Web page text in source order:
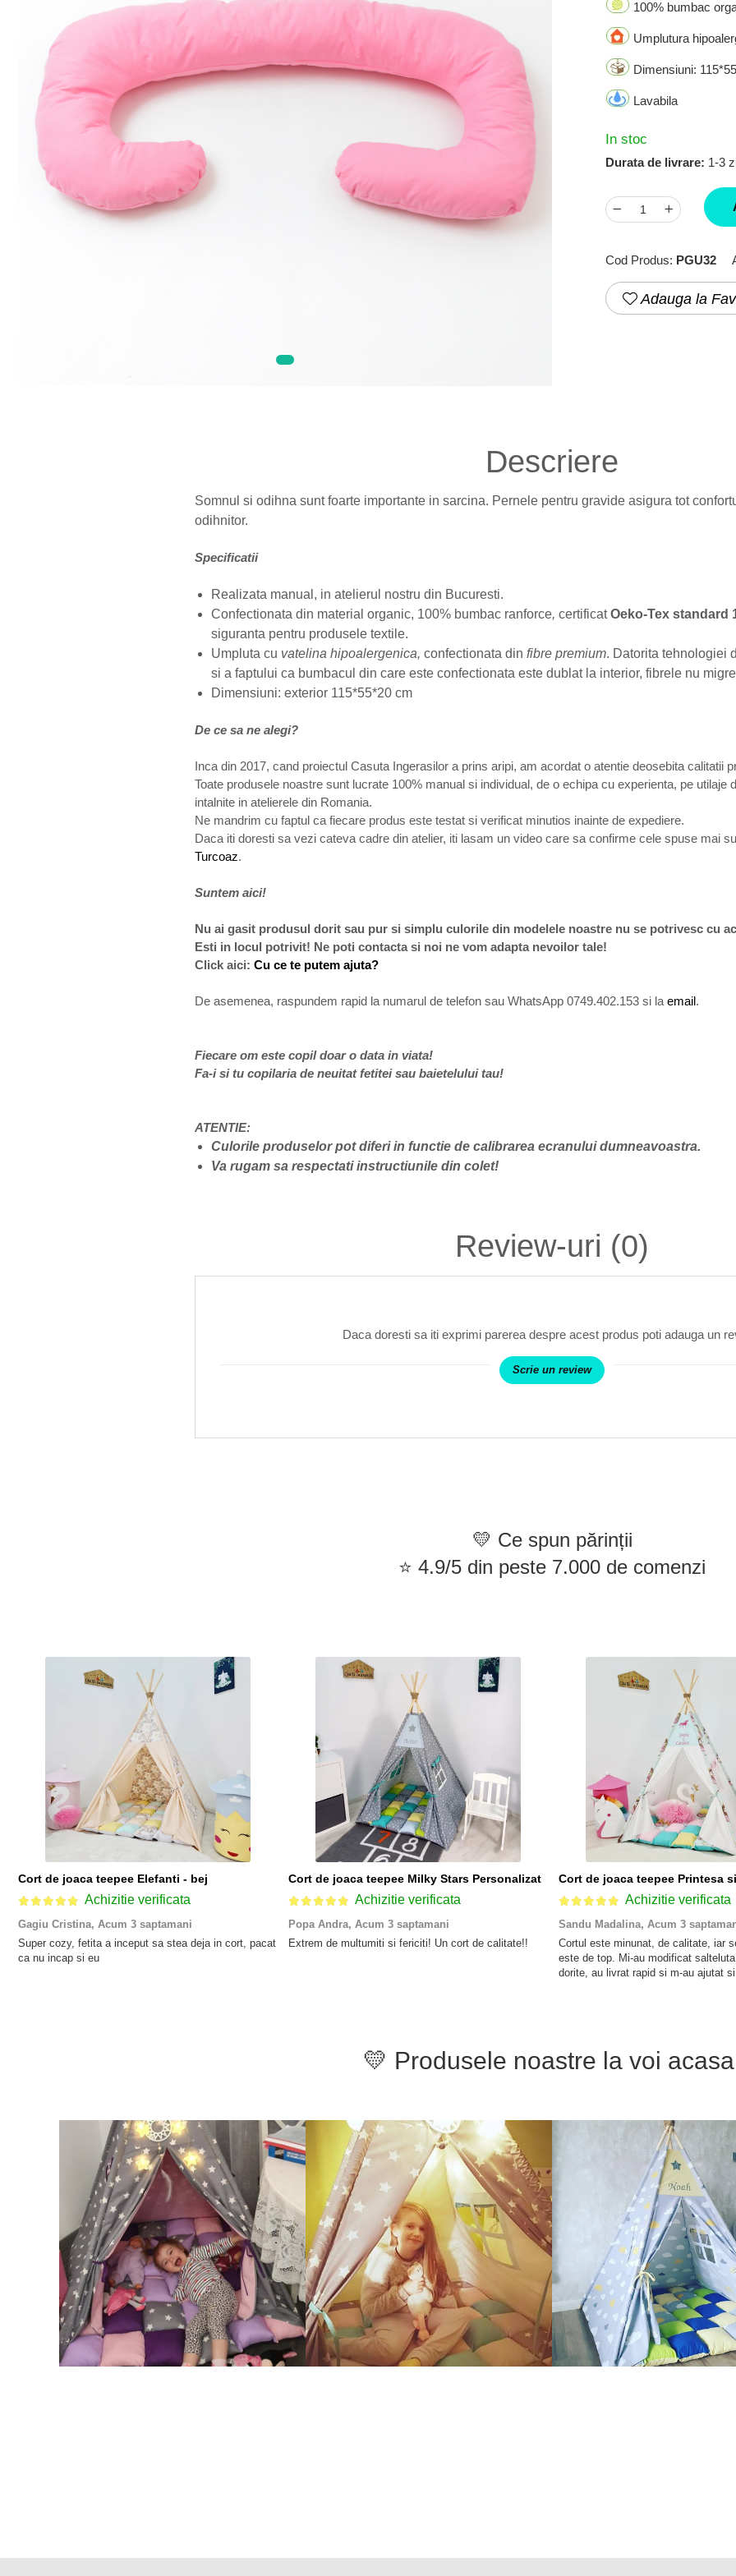
100% bumbac
Umplutura
Dimensiuni:
Lavabila
In stoc
Durata de livrare: 1-3
Cod Produs: PGU32
Adauga la
Descriere
Somnul si odihna sunt foarte importante in sarcina. Pernele pentru gravide asigura tot
odihnitor.
Specificatii
Realizata manual, in atelierul nostru din Bucuresti.
Confectionata din material organic, 100% bumbac ranforce, certificatOeko-Tex standard
siguranta pentru produsele textile.
Umpluta cu vatelina hipoalergenica, confectionata din fibre premium. Datorita tehnologiei
si a faptului ca bumbacul din care este confectionata este dublat la interior, fibrele nu
Dimensiuni: exterior 115*55*20 cm
De ce sa ne alegi?
Inca din 2017, cand proiectul Casuta Ingerasilor a prins aripi, am acordat o atentie deosebita calitatii
Toate produsele noastre sunt lucrate 100% manual si individual, de o echipa cu experienta, pe utilaje
intalnite in atelierele din Romania.
Ne mandrim cu faptul ca fiecare produs este testat si verificat minutios inainte de expediere.
Daca iti doresti sa vezi cateva cadre din atelier, iti lasam un video care sa confirme cele spuse mai
Turcoaz.
Suntem aici!
Nu ai gasit produsul dorit sau pur si simplu culorile din modelele noastre nu se potrivesc cu
Esti in locul potrivit! Ne poti contacta si noi ne vom adapta nevoilor tale!
Click aici: Cu ce te putem ajuta?
De asemenea, raspundem rapid la numarul de telefon sau WhatsApp 0749.402.153 si la email.
Fiecare om este copil doar o data in viata!
Fa-i si tu copilaria de neuitat fetitei sau baietelului tau!
ATENTIE:
Culorile produselor pot diferi in functie de calibrarea ecranului dumneavoastra.
Va rugam sa respectati instructiunile din colet!
Review-uri (0)
Daca doresti sa iti exprimi parerea despre acest produs poti adauga un
Scrie un review
💛 Ce spun părinții
⭐ 4.9/5 din peste 7.000 de comenzi
Cort de joaca teepee Elefanti - bej
Achizitie verificata
Gagiu Cristina, Acum 3 saptamani
Super cozy, fetita a inceput sa stea deja in cort, pacat
ca nu incap si eu
Cort de joaca teepee Milky Stars Personalizat
Achizitie verificata
Popa Andra, Acum 3 saptamani
Extrem de multumiti si fericiti! Un cort de calitate!!
Achizitie verificata
Sandu Madalina, Acum 3
Cortul este minunat, de calitate, iar
este de top. Mi-au modificat
dorite, au livrat rapid si m-au ajutat
💛 Produsele noastre la voi